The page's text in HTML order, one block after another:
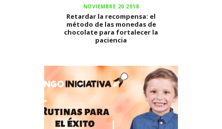
NOVIEMBRE 20 2018
Retardar la recompensa: el
método de las monedas de
chocolate para fortalecer la
paciencia